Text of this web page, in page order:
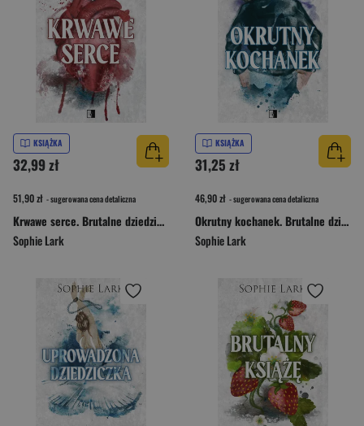
KSIĄŻKA
32,99 zł
51,90 zł - sugerowana cena detaliczna
Krwawe serce. Brutalne dziedzictwo. Tom 4
Sophie Lark
KSIĄŻKA
31,25 zł
46,90 zł - sugerowana cena detaliczna
Okrutny kochanek. Brutalne dziedzictwo. Tom 3
Sophie Lark